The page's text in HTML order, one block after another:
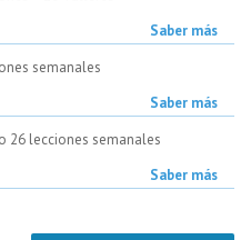
Saber más
semanales
Saber más
26 lecciones semanales
Saber más